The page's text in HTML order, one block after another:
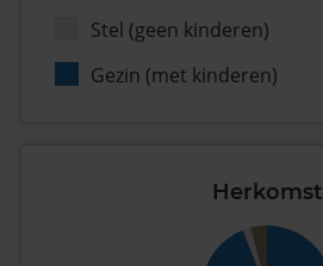
Stel (geen kinderen)
Gezin (met kinderen)
Herkomst